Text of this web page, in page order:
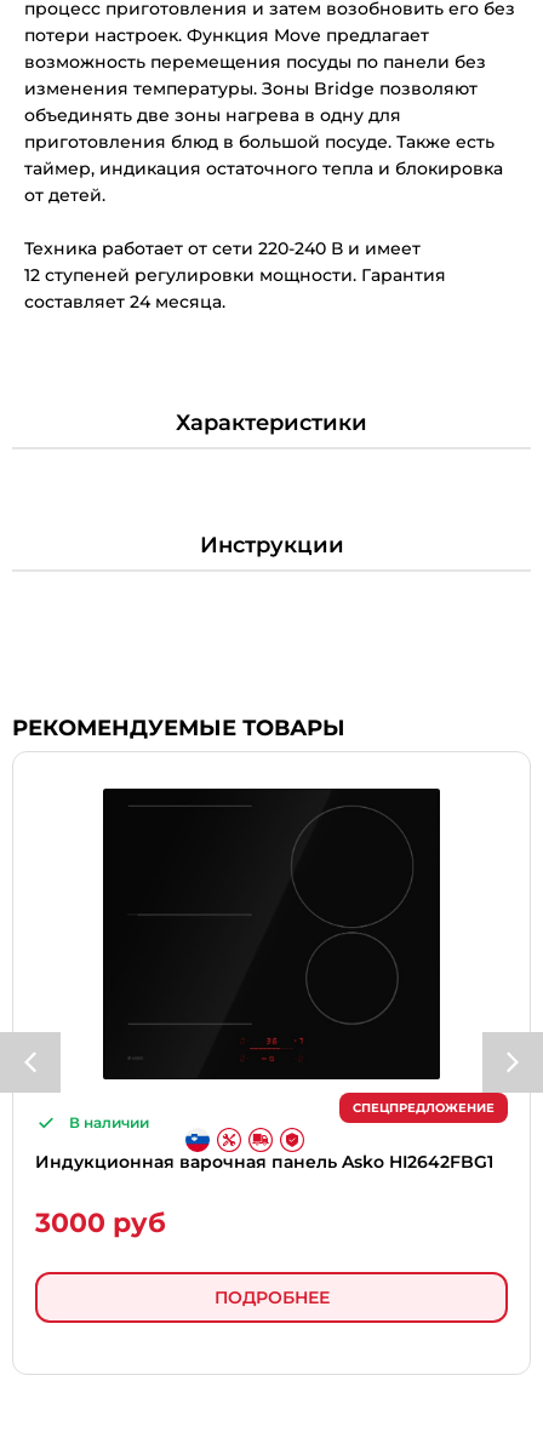
Характеристики
Инструкции
процесс приготовления и затем возобновить его без
потери настроек. Функция Move предлагает
возможность перемещения посуды по панели без
изменения температуры. Зоны Bridge позволяют
объединять две зоны нагрева в одну для
приготовления блюд в большой посуде. Также есть
таймер, индикация остаточного тепла и блокировка
от детей.
Техника работает от сети 220-240 В и имеет
12 ступеней регулировки мощности. Гарантия
составляет 24 месяца.
РЕКОМЕНДУЕМЫЕ ТОВАРЫ
В наличии
СПЕЦПРЕДЛОЖЕНИЕ
Индукционная варочная панель Asko HI2642FBG1
3000 руб
ПОДРОБНЕЕ